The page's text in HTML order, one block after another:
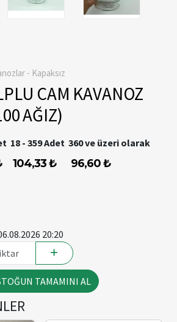
- Kapaksız
CAM KAVANOZ
AĞIZ)
18 - 359 Adet 360 ve üzeri olarak
104,33 ₺ 96,60 ₺
20:20
TAMAMINI AL